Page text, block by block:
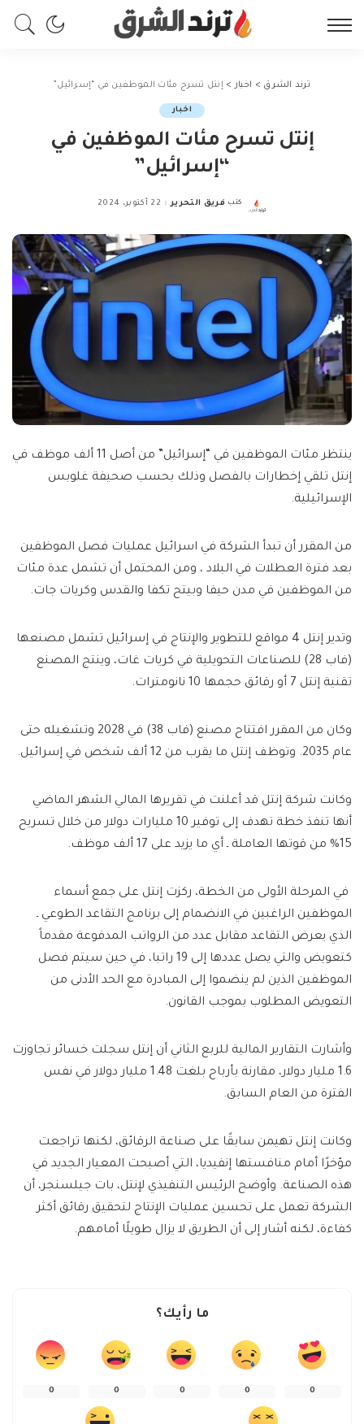
ترند الشرق > اخبار > إنتل تسرح مئات الموظفين في “إسرائيل”
اخبار
إنتل تسرح مئات الموظفين في
“إسرائيل”
Posted
كتب فريق التحرير 22 أكتوبر، 2024
ينتظر مئات الموظفين في “إسرائيل” من أصل 11 ألف موظف في
إنتل تلقي إخطارات بالفصل وذلك بحسب صحيفة غلوبس
الإسرائيلية.
من المقرر أن تبدأ الشركة في اسرائيل عمليات فصل الموظفين
بعد فترة العطلات في البلاد ، ومن المحتمل أن تشمل عدة مئات
من الموظفين في مدن حيفا وبيتح تكفا والقدس وكريات جات.
وتدير إنتل 4 مواقع للتطوير والإنتاج في إسرائيل تشمل مصنعها
(فاب 28) للصناعات التحويلية في كريات غات، وينتج المصنع
تقنية إنتل 7 أو رقائق حجمها 10 نانومترات.
وكان من المقرر افتتاح مصنع (فاب 38) في 2028 وتشغيله حتى
عام 2035. وتوظف إنتل ما يقرب من 12 ألف شخص في إسرائيل.
وكانت شركة إنتل قد أعلنت في تقريرها المالي الشهر الماضي
أنها تنفذ خطة تهدف إلى توفير 10 مليارات دولار من خلال تسريح
15% من قوتها العاملة ـ أي ما يزيد على 17 ألف موظف.
في المرحلة الأولى من الخطة، ركزت إنتل على جمع أسماء
الموظفين الراغبين في الانضمام إلى برنامج التقاعد الطوعي ـ
الذي يعرض التقاعد مقابل عدد من الرواتب المدفوعة مقدماً
كتعويض والتي يصل عددها إلى 19 راتبا، في حين سيتم فصل
الموظفين الذين لم ينضموا إلى المبادرة مع الحد الأدنى من
التعويض المطلوب بموجب القانون.
وأشارت التقارير المالية للربع الثاني أن إنتل سجلت خسائر تجاوزت
1.6 مليار دولار، مقارنة بأرباح بلغت 1.48 مليار دولار في نفس
الفترة من العام السابق.
وكانت إنتل تهيمن سابقًا على صناعة الرقائق، لكنها تراجعت
مؤخرًا أمام منافستها إنفيديا، التي أصبحت المعيار الجديد في
هذه الصناعة. وأوضح الرئيس التنفيذي لإنتل، بات جيلسنجر، أن
الشركة تعمل على تحسين عمليات الإنتاج لتحقيق رقائق أكثر
كفاءة، لكنه أشار إلى أن الطريق لا يزال طويلًا أمامهم.
ما رأيك؟
0
0
0
0
0